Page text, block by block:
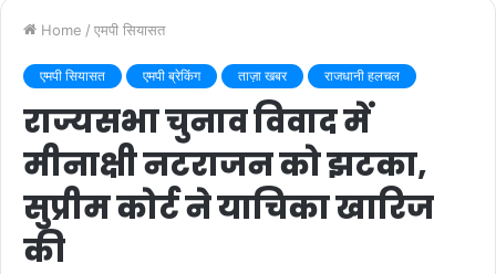
Home / एमपी सियासत
एमपी सियासत एमपी ब्रेकिंग ताज़ा खबर राजधानी हलचल
राज्यसभा चुनाव विवाद में
मीनाक्षी नटराजन को झटका,
सुप्रीम कोर्ट ने याचिका खारिज
की